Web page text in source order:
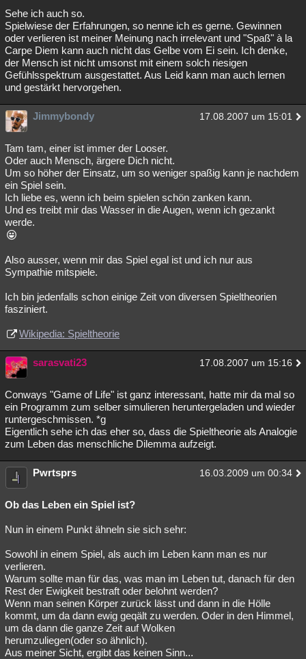
Sehe ich auch so.
Spielwiese der Erfahrungen, so nenne ich es gerne. Gewinnen
oder verlieren ist meiner Meinung nach irrelevant und "Spaß" à la
Carpe Diem kann auch nicht das Gelbe vom Ei sein. Ich denke,
der Mensch ist nicht umsonst mit einem solch riesigen
Gefühlsspektrum ausgestattet. Aus Leid kann man auch lernen
und gestärkt hervorgehen.
Jimmybondy 17.08.2007 um 15:01
Tam tam, einer ist immer der Looser.
Oder auch Mensch, ärgere Dich nicht.
Um so höher der Einsatz, um so weniger spaßig kann je nachdem
ein Spiel sein.
Ich liebe es, wenn ich beim spielen schön zanken kann.
Und es treibt mir das Wasser in die Augen, wenn ich gezankt
werde.
Also ausser, wenn mir das Spiel egal ist und ich nur aus
Sympathie mitspiele.
Ich bin jedenfalls schon einige Zeit von diversen Spieltheorien
fasziniert.
Wikipedia: Spieltheorie
sarasvati23 17.08.2007 um 15:16
Conways "Game of Life" ist ganz interessant, hatte mir da mal so
ein Programm zum selber simulieren heruntergeladen und wieder
runtergeschmissen. *g
Eigentlich sehe ich das eher so, dass die Spieltheorie als Analogie
zum Leben das menschliche Dilemma aufzeigt.
Pwrtsprs 16.03.2009 um 00:34
Ob das Leben ein Spiel ist?
Nun in einem Punkt ähneln sie sich sehr:
Sowohl in einem Spiel, als auch im Leben kann man es nur
verlieren.
Warum sollte man für das, was man im Leben tut, danach für den
Rest der Ewigkeit bestraft oder belohnt werden?
Wenn man seinen Körper zurück lässt und dann in die Hölle
kommt, um da dann ewig geqält zu werden. Oder in den Himmel,
um da dann die ganze Zeit auf Wolken
herumzuliegen(oder so ähnlich).
Aus meiner Sicht, ergibt das keinen Sinn...